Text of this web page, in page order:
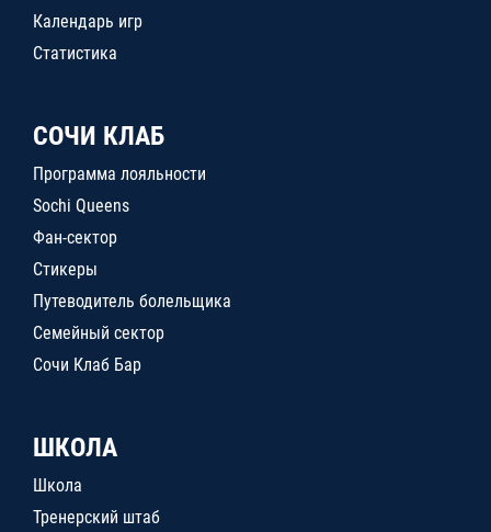
Календарь игр
Статистика
СОЧИ КЛАБ
Программа лояльности
Sochi Queens
Фан-сектор
Стикеры
Путеводитель болельщика
Семейный сектор
Сочи Клаб Бар
ШКОЛА
Школа
Тренерский штаб